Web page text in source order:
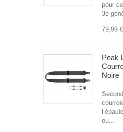
pour
3e
79,99 €
Peak
Noire
ou...